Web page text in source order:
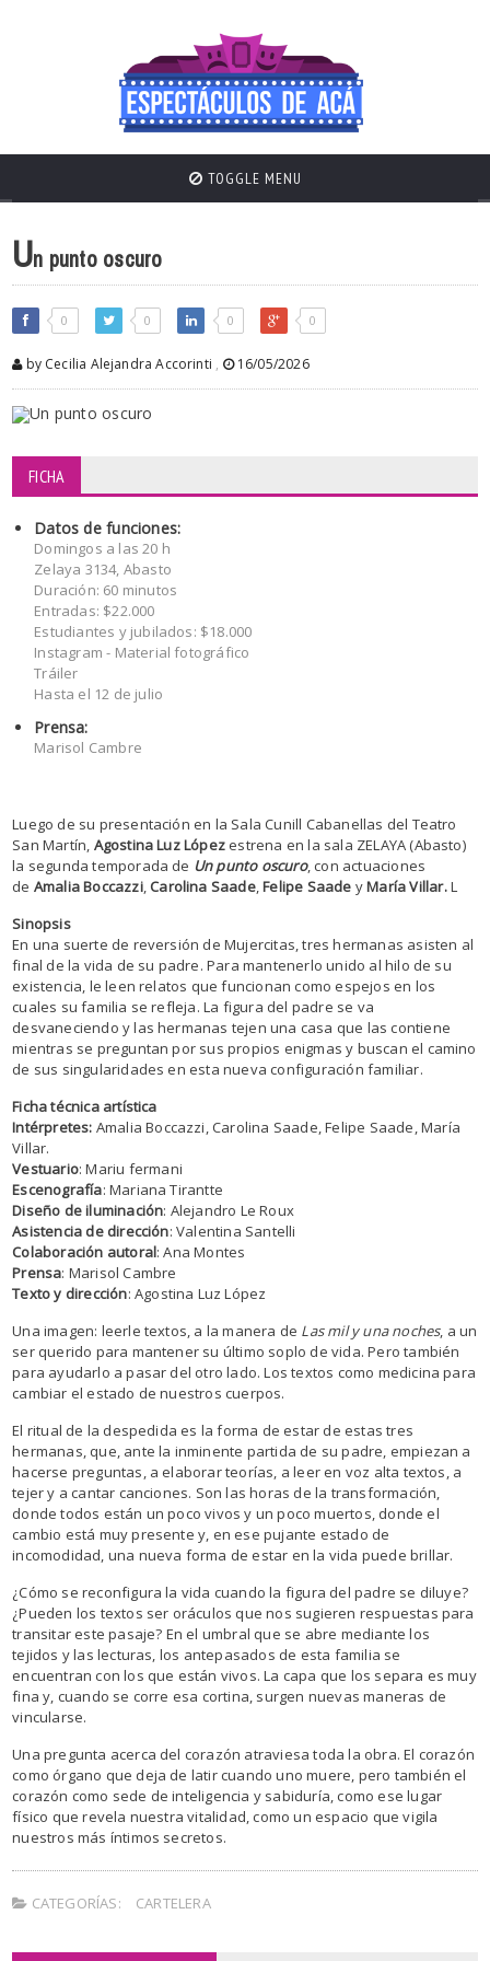
TOGGLE MENU
Un punto oscuro
0 0 0 0
by Cecilia Alejandra Accorinti , 16/05/2026
FICHA
Datos de funciones:
Domingos a las 20 h
Zelaya 3134, Abasto
Duración: 60 minutos
Entradas: $22.000
Estudiantes y jubilados: $18.000
Instagram - Material fotográfico
Tráiler
Hasta el 12 de julio
Prensa:
Marisol Cambre
Luego de su presentación en la Sala Cunill Cabanellas del Teatro
San Martín, Agostina Luz López estrena en la sala ZELAYA (Abasto)
la segunda temporada de Un punto oscuro, con actuaciones
de Amalia Boccazzi, Carolina Saade,Felipe Saade yMaría Villar.L
Sinopsis
En una suerte de reversión de Mujercitas, tres hermanas asisten al
final de la vida de su padre. Para mantenerlo unido al hilo de su
existencia, le leen relatos que funcionan como espejos en los
cuales su familia se refleja. La figura del padre se va
desvaneciendo y las hermanas tejen una casa que las contiene
mientras se preguntan por sus propios enigmas y buscan el camino
de sus singularidades en esta nueva configuración familiar.
Ficha técnica artística
Intérpretes: Amalia Boccazzi, Carolina Saade, Felipe Saade, María
Villar.
Vestuario: Mariu fermani
Escenografía: Mariana Tirantte
Diseño de iluminación: Alejandro Le Roux
Asistencia de dirección: Valentina Santelli
Colaboración autoral: Ana Montes
Prensa: Marisol Cambre
Texto y dirección: Agostina Luz López
Una imagen: leerle textos, a la manera de Las mil y una noches, a un
ser querido para mantener su último soplo de vida. Pero también
para ayudarlo a pasar del otro lado. Los textos como medicina para
cambiar el estado de nuestros cuerpos.
El ritual de la despedida es la forma de estar de estas tres
hermanas, que, ante la inminente partida de su padre, empiezan a
hacerse preguntas, a elaborar teorías, a leer en voz alta textos, a
tejer y a cantar canciones. Son las horas de la transformación,
donde todos están un poco vivos y un poco muertos, donde el
cambio está muy presente y, en ese pujante estado de
incomodidad, una nueva forma de estar en la vida puede brillar.
¿Cómo se reconfigura la vida cuando la figura del padre se diluye?
¿Pueden los textos ser oráculos que nos sugieren respuestas para
transitar este pasaje? En el umbral que se abre mediante los
tejidos y las lecturas, los antepasados de esta familia se
encuentran con los que están vivos. La capa que los separa es muy
fina y, cuando se corre esa cortina, surgen nuevas maneras de
vincularse.
Una pregunta acerca del corazón atraviesa toda la obra. El corazón
como órgano que deja de latir cuando uno muere, pero también el
corazón como sede de inteligencia y sabiduría, como ese lugar
físico que revela nuestra vitalidad, como un espacio que vigila
nuestros más íntimos secretos.
CATEGORÍAS: CARTELERA